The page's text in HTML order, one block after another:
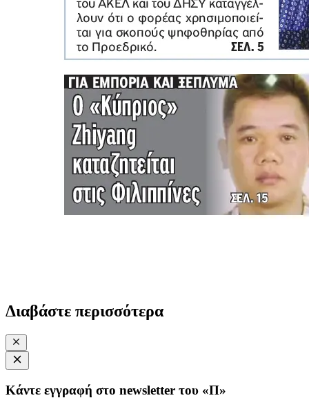
Διαβάστε περισσότερα
Κάντε εγγραφή στο newsletter του «Π»